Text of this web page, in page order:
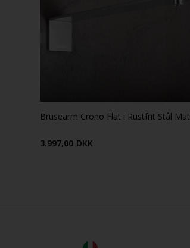
Brusearm Crono Flat i Rustfrit Stål Mat
3.997,00 DKK